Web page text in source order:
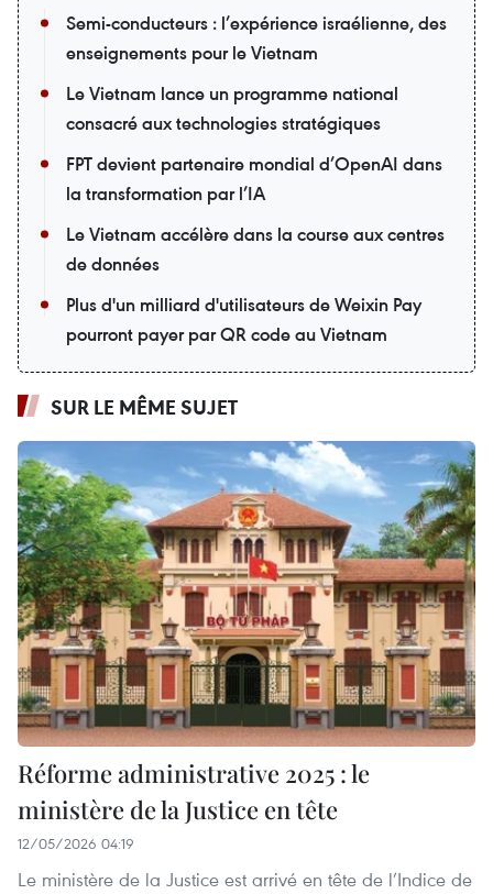
Semi-conducteurs : l’expérience israélienne, des
enseignements pour le Vietnam
Le Vietnam lance un programme national
consacré aux technologies stratégiques
FPT devient partenaire mondial d’OpenAI dans
la transformation par l’IA
Le Vietnam accélère dans la course aux centres
de données
Plus d'un milliard d'utilisateurs de Weixin Pay
pourront payer par QR code au Vietnam
SUR LE MÊME SUJET
Réforme administrative 2025 : le
ministère de la Justice en tête
12/05/2026 04:19
Le ministère de la Justice est arrivé en tête de l’Indice de